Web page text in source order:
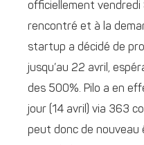
officiellement vendredi
rencontré et à la
startup a décidé de
jusqu’au 22 avril,
des 500%. Pilo a en
jour (14 avril) via 363
peut donc de nouveau